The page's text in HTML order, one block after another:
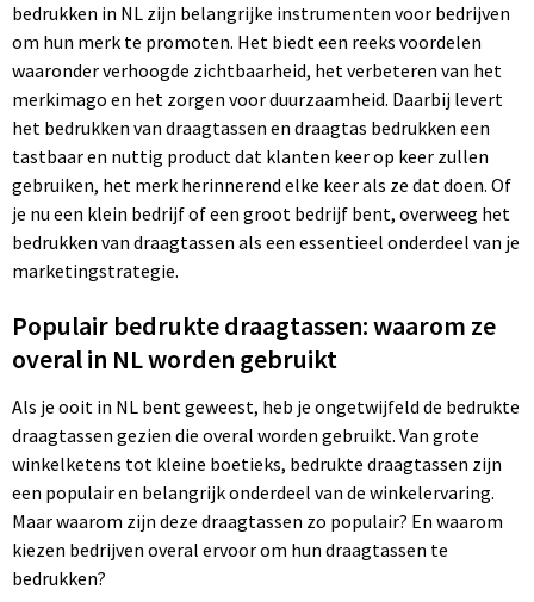
bedrukken in NL zijn belangrijke instrumenten voor bedrijven
om hun merk te promoten. Het biedt een reeks voordelen
waaronder verhoogde zichtbaarheid, het verbeteren van het
merkimago en het zorgen voor duurzaamheid. Daarbij levert
het bedrukken van draagtassen en draagtas bedrukken een
tastbaar en nuttig product dat klanten keer op keer zullen
gebruiken, het merk herinnerend elke keer als ze dat doen. Of
je nu een klein bedrijf of een groot bedrijf bent, overweeg het
bedrukken van draagtassen als een essentieel onderdeel van je
marketingstrategie.
Populair bedrukte draagtassen: waarom ze
overal in NL worden gebruikt
Als je ooit in NL bent geweest, heb je ongetwijfeld de bedrukte
draagtassen gezien die overal worden gebruikt. Van grote
winkelketens tot kleine boetieks, bedrukte draagtassen zijn
een populair en belangrijk onderdeel van de winkelervaring.
Maar waarom zijn deze draagtassen zo populair? En waarom
kiezen bedrijven overal ervoor om hun draagtassen te
bedrukken?